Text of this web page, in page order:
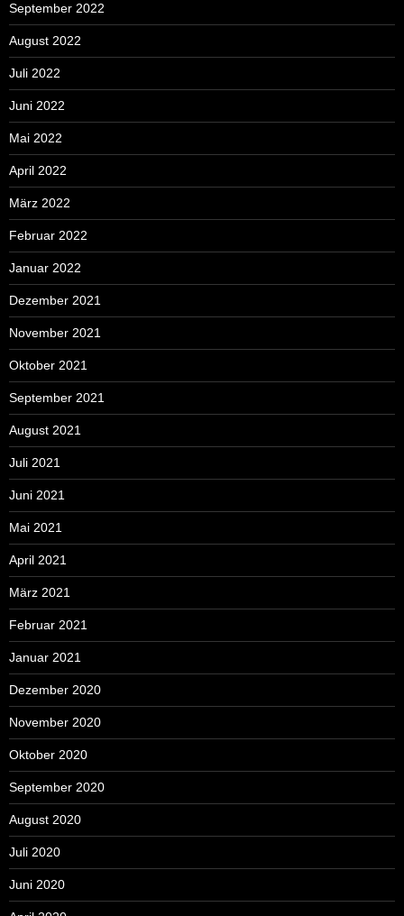
September 2022
August 2022
Juli 2022
Juni 2022
Mai 2022
April 2022
März 2022
Februar 2022
Januar 2022
Dezember 2021
November 2021
Oktober 2021
September 2021
August 2021
Juli 2021
Juni 2021
Mai 2021
April 2021
März 2021
Februar 2021
Januar 2021
Dezember 2020
November 2020
Oktober 2020
September 2020
August 2020
Juli 2020
Juni 2020